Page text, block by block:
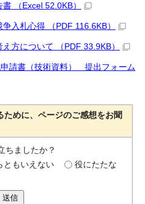
（Excel 52.0KB）
入札心得 （PDF 116.6KB）
方について （PDF 33.9KB）
請書（技術資料） 提出フォーム
ために、ページのご感想をお聞
ちましたか？
ともいえない
役にたたな
送信